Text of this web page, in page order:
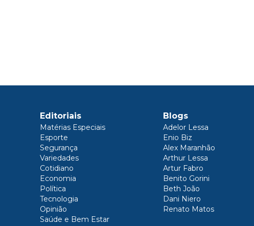
Editoriais
Matérias Especiais
Esporte
Segurança
Variedades
Cotidiano
Economia
Política
Tecnologia
Opinião
Saúde e Bem Estar
Blogs
Adelor Lessa
Enio Biz
Alex Maranhão
Arthur Lessa
Artur Fabro
Benito Gorini
Beth João
Dani Niero
Renato Matos